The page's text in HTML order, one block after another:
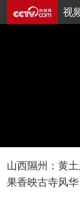
视
山西隰州：黄
果香映古寺风华